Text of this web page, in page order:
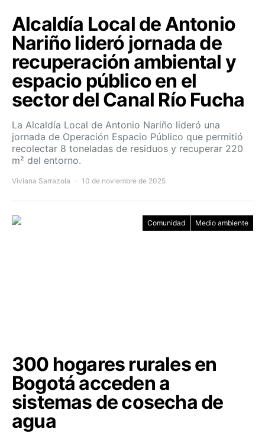
Alcaldía Local de Antonio
Nariño lideró jornada de
recuperación ambiental y
espacio público en el
sector del Canal Río Fucha
La Alcaldía Local de Antonio Nariño lideró una
jornada de Operación Espacio Público que permitió
recolectar 8 toneladas de residuos y recuperar 220
m² del entorno.
Viviana Sarrazola 10 de noviembre de 2025
Comunidad Medio ambiente
300 hogares rurales en
Bogotá acceden a
sistemas de cosecha de
agua